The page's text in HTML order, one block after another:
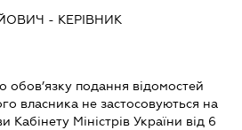
- КЕРІВНИК
подання відомостей
власника не застосовуються на
Кабінету Міністрів України від 6